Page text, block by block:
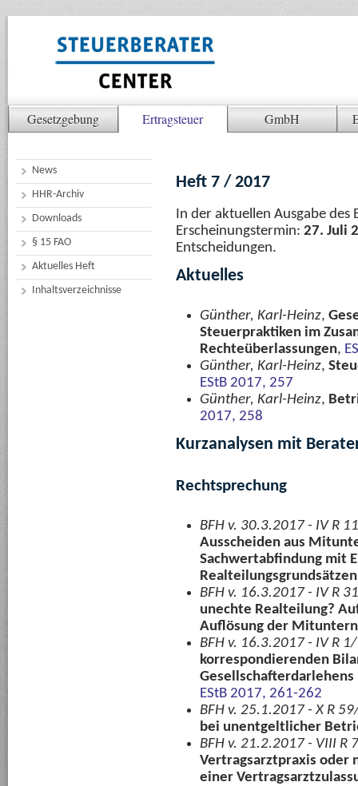
Gesetzgebung Ertragsteuer GmbH
News
HHR-Archiv
Downloads
§ 15 FAO
Aktuelles Heft
Inhaltsverzeichnisse
Heft 7 / 2017
In der aktuellen Ausgabe
Erscheinungstermin: 27. Juli
Entscheidungen.
Aktuelles
Günther, Karl-Heinz,
Steuerpraktiken im
Rechteüberlassungen,
Günther, Karl-Heinz,
EStB 2017, 257
Günther, Karl-Heinz,
2017, 258
Kurzanalysen mit
Rechtsprechung
BFH v. 30.3.2017 - IV R
Ausscheiden aus
Sachwertabfindung mit
Realteilungsgrundsätzen
BFH v. 16.3.2017 - IV R
unechte Realteilung?
Auflösung der
BFH v. 16.3.2017 - IV R
korrespondierenden
EStB 2017, 261-262
BFH v. 25.1.2017 - X R
bei unentgeltlicher
BFH v. 21.2.2017 - VIII
Vertragsarztpraxis oder
einer